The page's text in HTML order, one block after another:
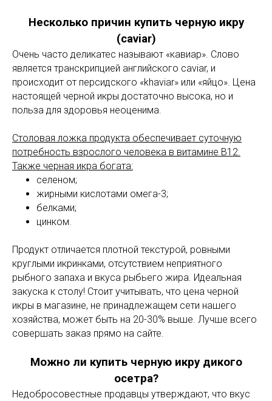
Несколько причин купить черную икру
(caviar)
Очень часто деликатес называют «кавиар». Слово
является транскрипцией английского caviar, и
происходит от персидского «khaviar» или «яйцо». Цена
настоящей черной икры достаточно высока, но и
польза для здоровья неоценима.
Столовая ложка продукта обеспечивает суточную
потребность взрослого человека в витамине B12.
Также черная икра богата:
селеном;
жирными кислотами омега-3;
белками;
цинком.
Продукт отличается плотной текстурой, ровными
круглыми икринками, отсутствием неприятного
рыбного запаха и вкуса рыбьего жира. Идеальная
закуска к столу! Стоит учитывать, что цена черной
икры в магазине, не принадлежащем сети нашего
хозяйства, может быть на 20-30% выше. Лучше всего
совершать заказ прямо на сайте.
Можно ли купить черную икру дикого
осетра?
Недобросовестные продавцы утверждают, что вкус